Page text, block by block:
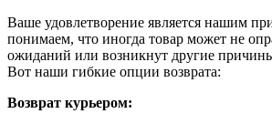
Ваше удовлетворение является нашим
понимаем, что иногда товар может не
ожиданий или возникнут другие причины
Вот наши гибкие опции возврата:
Возврат курьером: